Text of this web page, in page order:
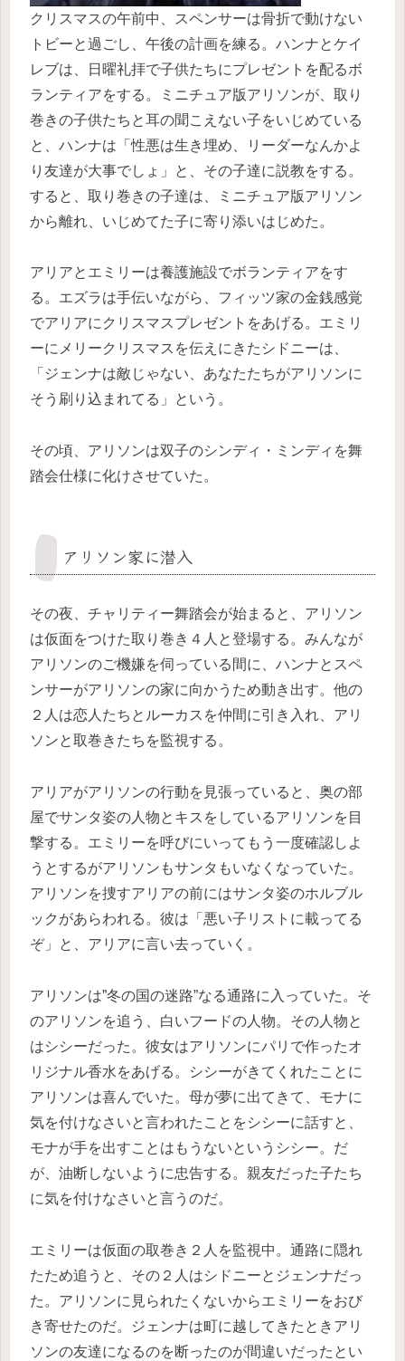
クリスマスの午前中、スペンサーは骨折で動けない
トビーと過ごし、午後の計画を練る。ハンナとケイ
レブは、日曜礼拝で子供たちにプレゼントを配るボ
ランティアをする。ミニチュア版アリソンが、取り
巻きの子供たちと耳の聞こえない子をいじめている
と、ハンナは「性悪は生き埋め、リーダーなんかよ
り友達が大事でしょ」と、その子達に説教をする。
すると、取り巻きの子達は、ミニチュア版アリソン
から離れ、いじめてた子に寄り添いはじめた。
アリアとエミリーは養護施設でボランティアをす
る。エズラは手伝いながら、フィッツ家の金銭感覚
でアリアにクリスマスプレゼントをあげる。エミリ
ーにメリークリスマスを伝えにきたシドニーは、
「ジェンナは敵じゃない、あなたたちがアリソンに
そう刷り込まれてる」という。
その頃、アリソンは双子のシンディ・ミンディを舞
踏会仕様に化けさせていた。
アリソン家に潜入
その夜、チャリティー舞踏会が始まると、アリソン
は仮面をつけた取り巻き４人と登場する。みんなが
アリソンのご機嫌を伺っている間に、ハンナとスペ
ンサーがアリソンの家に向かうため動き出す。他の
２人は恋人たちとルーカスを仲間に引き入れ、アリ
ソンと取巻きたちを監視する。
アリアがアリソンの行動を見張っていると、奥の部
屋でサンタ姿の人物とキスをしているアリソンを目
撃する。エミリーを呼びにいってもう一度確認しよ
うとするがアリソンもサンタもいなくなっていた。
アリソンを捜すアリアの前にはサンタ姿のホルブル
ックがあらわれる。彼は「悪い子リストに載ってる
ぞ」と、アリアに言い去っていく。
アリソンは”冬の国の迷路”なる通路に入っていた。そ
のアリソンを追う、白いフードの人物。その人物と
はシシーだった。彼女はアリソンにパリで作ったオ
リジナル香水をあげる。シシーがきてくれたことに
アリソンは喜んでいた。母が夢に出てきて、モナに
気を付けなさいと言われたことをシシーに話すと、
モナが手を出すことはもうないというシシー。だ
が、油断しないように忠告する。親友だった子たち
に気を付けなさいと言うのだ。
エミリーは仮面の取巻き２人を監視中。通路に隠れ
たため追うと、その２人はシドニーとジェンナだっ
た。アリソンに見られたくないからエミリーをおび
き寄せたのだ。ジェンナは町に越してきたときアリ
ソンの友達になるのを断ったのが間違いだったとい